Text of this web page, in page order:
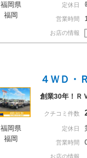
福岡県
福岡
定休日
営業時間
お店の情報
福岡県
福岡
４ＷＤ・
創業30年！Ｒ
クチコミ件数
定休日
営業時間
お店の情報